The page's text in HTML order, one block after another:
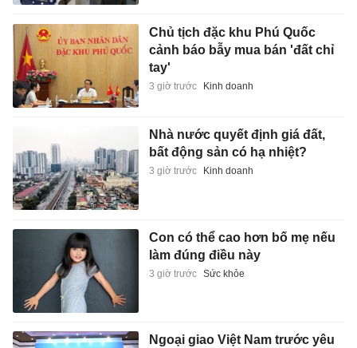
Chủ tịch đặc khu Phú Quốc
cảnh báo bẫy mua bán 'đất chỉ
tay'
3 giờ trước Kinh doanh
Nhà nước quyết định giá đất,
bất động sản có hạ nhiệt?
3 giờ trước Kinh doanh
Con có thể cao hơn bố mẹ nếu
làm đúng điều này
3 giờ trước Sức khỏe
Ngoại giao Việt Nam trước yêu